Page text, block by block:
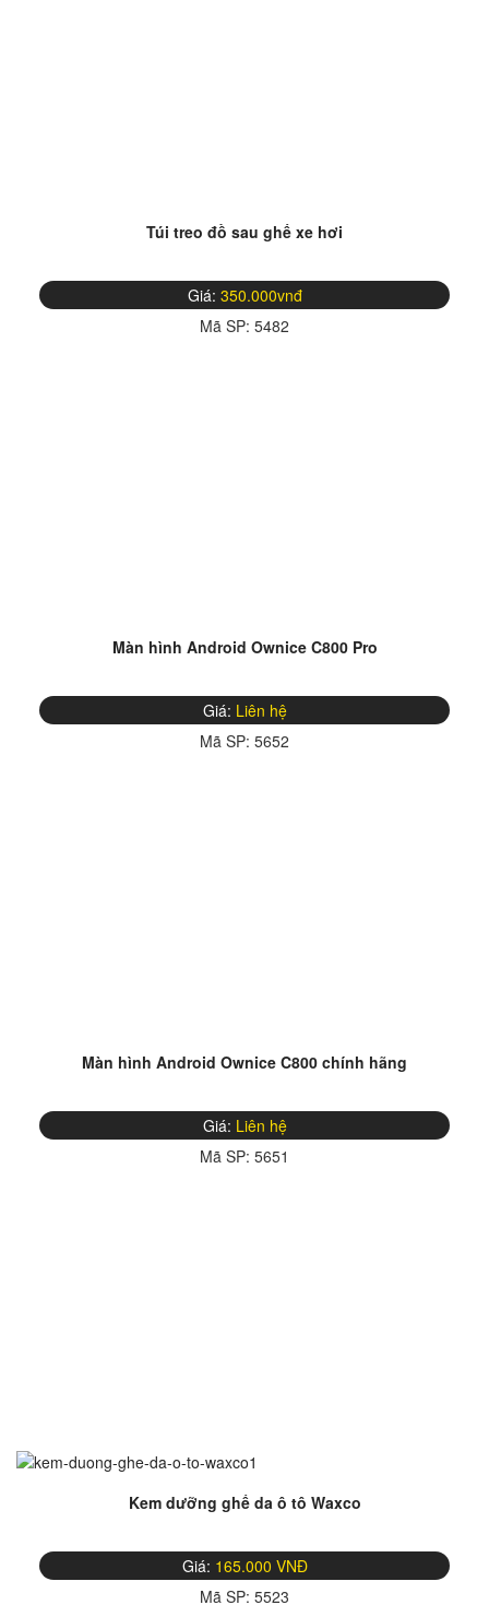
Túi treo đồ sau ghế xe hơi
Giá: 350.000vnđ
Mã SP: 5482
Màn hình Android Ownice C800 Pro
Giá: Liên hệ
Mã SP: 5652
Màn hình Android Ownice C800 chính hãng
Giá: Liên hệ
Mã SP: 5651
Kem dưỡng ghế da ô tô Waxco
Giá: 165.000 VNĐ
Mã SP: 5523